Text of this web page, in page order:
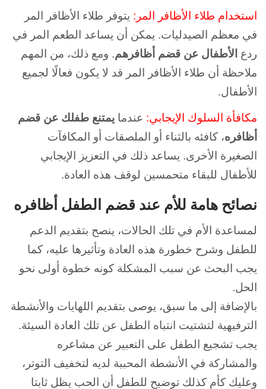
استخدام طلاء الأظافر المر: يتوفر طلاء الأظافر المر
في معظم الصيدليات. يمكن أن يساعد الطعم المر في
ردع الأطفال عن قضم أظافرهم. ومع ذلك، من المهم
ملاحظة أن طلاء الأظافر المر قد لا يكون فعالًا لجميع
الأطفال.
مكافأة السلوك الإيجابي: عندما يمتنع طفلك عن قضم
أظافره، كافئه بالثناء أو الملصقات أو المكافآت
الصغيرة الأخرى. يساعد ذلك في التعزيز الإيجابي
للأطفال للبقاء متحمسين لوقف هذه العادة.
نصائح هامة للأم عند قضم الطفل أظافره
لمساعدة الأم في تلك الحالات، ينصح بتقديم الدعم
للطفل وشرح خطورة هذه العادة وتأثيرها عليه، كما
يجب البحث عن سبب المشكلة كونه خطوة أولى نحو
الحل.
بالإضافة إلى ما سبق، يوصى بتقديم اللهايات والأنشطة
الترفيهية لتشتيت انتباه الطفل عن تلك العادة السيئة.
يجب تشجيع الطفل على التعبير عن مشاعره
والمشاركة في الأنشطة المحببة لديه لتخفيف التوتر،
وعليك كأم كذلك توضيح للطفل أن الحب يظل ثابتا